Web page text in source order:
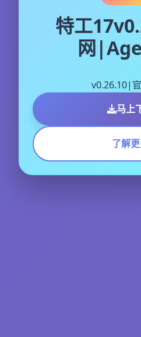
特工
网
v0.26.10|
马上
了解